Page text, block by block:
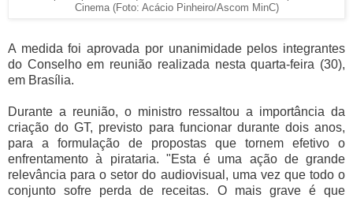
Cinema (Foto: Acácio Pinheiro/Ascom MinC)
A medida foi aprovada por unanimidade pelos integrantes
do Conselho em reunião realizada nesta quarta-feira (30),
em Brasília.
Durante a reunião, o ministro ressaltou a importância da
criação do GT, previsto para funcionar durante dois anos,
para a formulação de propostas que tornem efetivo o
enfrentamento à pirataria. "Esta é uma ação de grande
relevância para o setor do audiovisual, uma vez que todo o
conjunto sofre perda de receitas. O mais grave é que